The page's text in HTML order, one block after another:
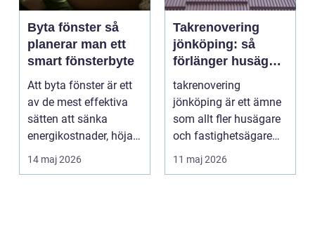
Byta fönster så
planerar man ett
smart fönsterbyte
Att byta fönster är ett
av de mest effektiva
sätten att sänka
energikostnader, höja
komforten och ge...
14 maj 2026
Takrenovering
jönköping: så
förlänger husägare
livslängden på
sina tak
takrenovering
jönköping är ett ämne
som allt fler husägare
och fastighetsägare
intresserar sig för n...
11 maj 2026